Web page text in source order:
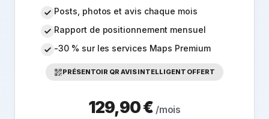
Posts, photos et avis chaque mois
Rapport de positionnement mensuel
-30 % sur les services Maps Premium
PRÉSENTOIR QR AVIS INTELLIGENT OFFERT
129,90 € /mois